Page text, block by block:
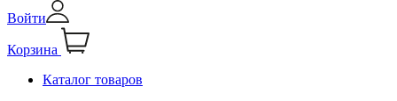
Войти
Корзина
Каталог товаров